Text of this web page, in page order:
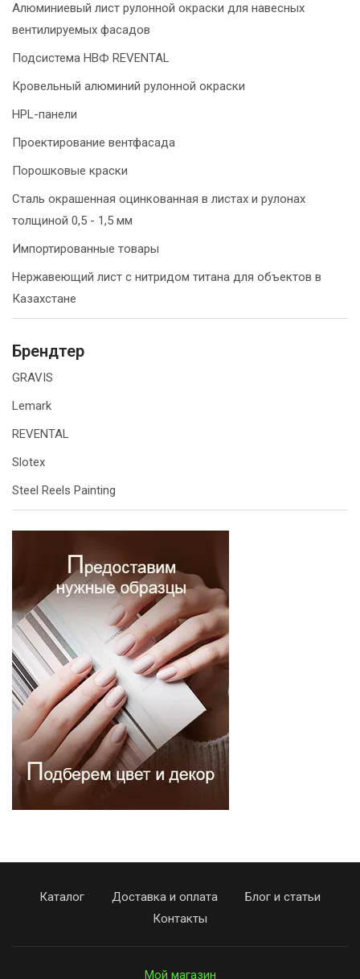
Алюминиевый лист рулонной окраски для навесных
вентилируемых фасадов
Подсистема НВФ REVENTAL
Кровельный алюминий рулонной окраски
HPL-панели
Проектирование вентфасада
Порошковые краски
Сталь окрашенная оцинкованная в листах и рулонах
толщиной 0,5 - 1,5 мм
Импортированные товары
Нержавеющий лист с нитридом титана для объектов в
Казахстане
Брендтер
GRAVIS
Lemark
REVENTAL
Slotex
Steel Reels Painting
Каталог Доставка и оплата
Блог и статьи
Контакты
Мой магазин